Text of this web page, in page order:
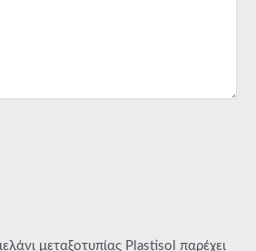
μεταξοτυπίας Plastisol παρέχει